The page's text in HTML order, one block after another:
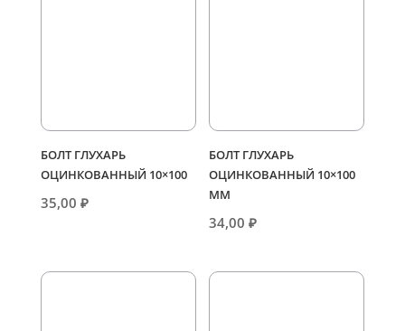
БОЛТ ГЛУХАРЬ
ОЦИНКОВАННЫЙ 10×100
35,00 ₽
БОЛТ ГЛУХАРЬ
ОЦИНКОВАННЫЙ 10×100
ММ
34,00₽